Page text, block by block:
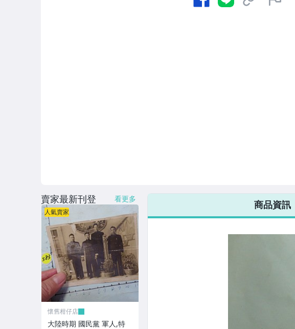
商品資訊
賣家最新刊登 看更多
人氣賣家
懷舊柑仔店
大陸時期 國民黨 軍人,特